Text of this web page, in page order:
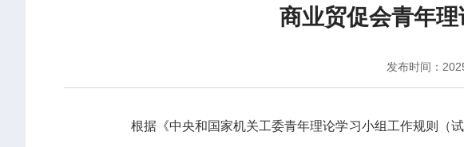
商业贸促会青年
发布时间：
根据《中央和国家机关工委青年理论学习小组工作规则（